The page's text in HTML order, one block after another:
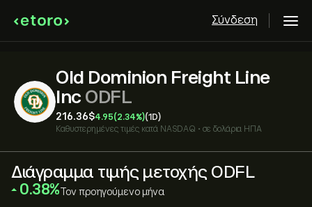
Σύνδεση
Old Dominion Freight Line
Inc ODFL
216.36‎$‎4.95(2.34%)(1D)
Καθυστερημένες τιμές κατά NASDAQ • σε δολάρια ΗΠΑ
Διάγραμμα τιμής μετοχής ODFL
‎0.38‎ Τον προηγούμενο μήνα